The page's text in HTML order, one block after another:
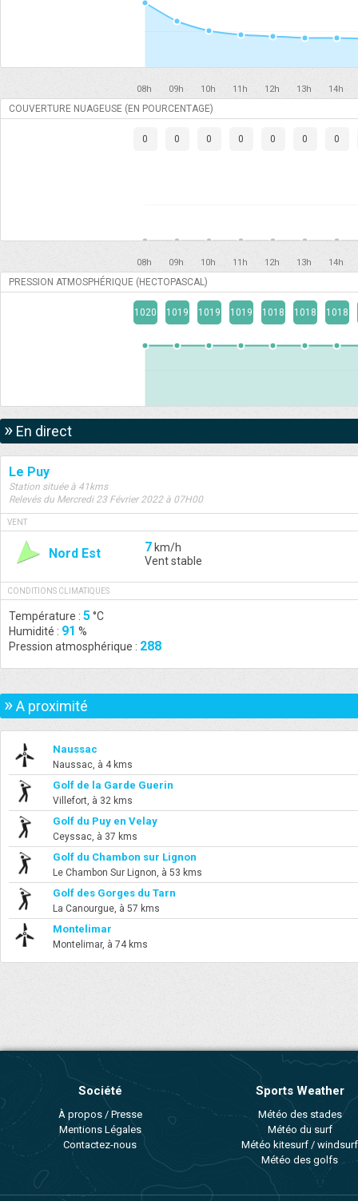
08h 09h 10h 11h 12h 13h 14h
COUVERTURE NUAGEUSE (EN POURCENTAGE)
0 0 0 0 0 0 0
08h 09h 10h 11h 12h 13h 14h
PRESSION ATMOSPHÉRIQUE (HECTOPASCAL)
1020 1019 1019 1019 1018 1018 1018
» En direct
Le Puy
Station située à 41kms
Relevés du Mercredi 23 Février 2022 à 07H00
VENT
Nord Est 7 km/h
Vent stable
CONDITIONS CLIMATIQUES
Température : 5°C
Humidité : 91 %
Pression atmosphérique : 288
»A proximité
Naussac
Naussac, à 4 kms
Golf de la Garde Guerin
Villefort, à 32 kms
Golf du Puy en Velay
Ceyssac, à 37 kms
Golf du Chambon sur Lignon
Le Chambon Sur Lignon, à 53 kms
Golf des Gorges du Tarn
La Canourgue, à 57 kms
Montelimar
Montelimar, à 74 kms
Société
À propos / Presse
Mentions Légales
Contactez-nous
Sports Weather
Météo des stades
Météo du surf
Météo kitesurf / windsurf
Météo des golfs